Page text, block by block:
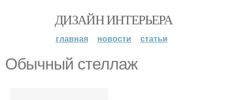
ДИЗАЙН ИНТЕРЬЕРА
главная новости статьи
Обычный стеллаж